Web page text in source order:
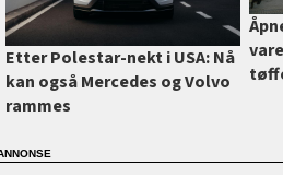
Etter Polestar-nekt i USA: Nå
kan også Mercedes og Volvo
rammes